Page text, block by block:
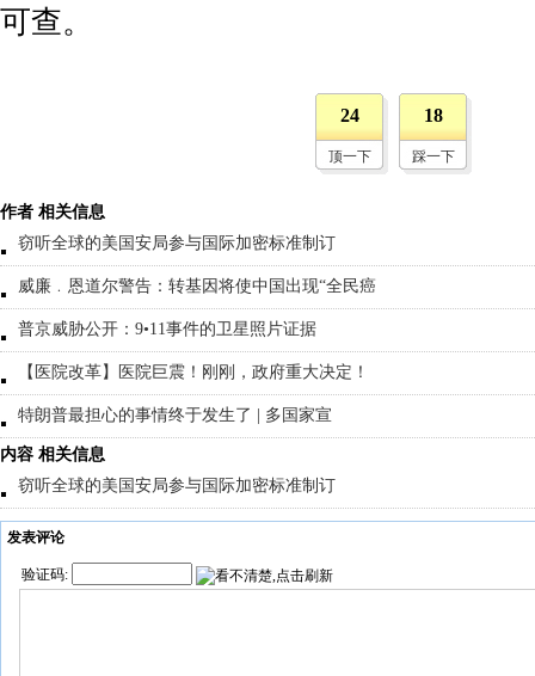
可查。
24
顶一下
18
踩一下
作者 相关信息
窃听全球的美国安局参与国际加密标准制订
威廉﹒恩道尔警告：转基因将使中国出现“全民癌
普京威胁公开：9•11事件的卫星照片证据
【医院改革】医院巨震！刚刚，政府重大决定！
特朗普最担心的事情终于发生了 | 多国家宣
内容 相关信息
窃听全球的美国安局参与国际加密标准制订
发表评论
验证码: